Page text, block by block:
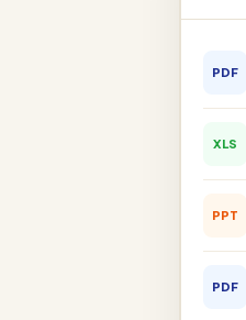
PDF
XLS
PPT
PDF